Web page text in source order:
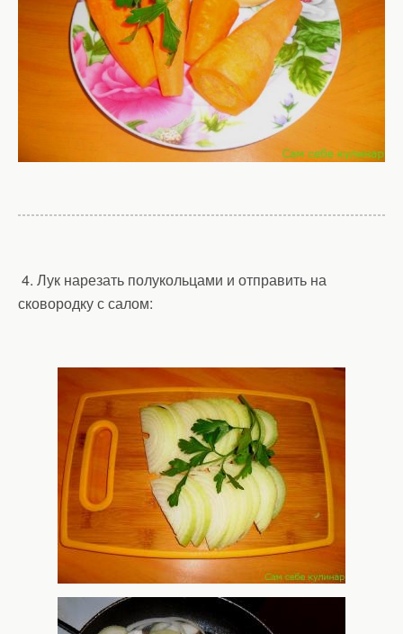
4. Лук нарезать полукольцами и отправить на
сковородку с салом: